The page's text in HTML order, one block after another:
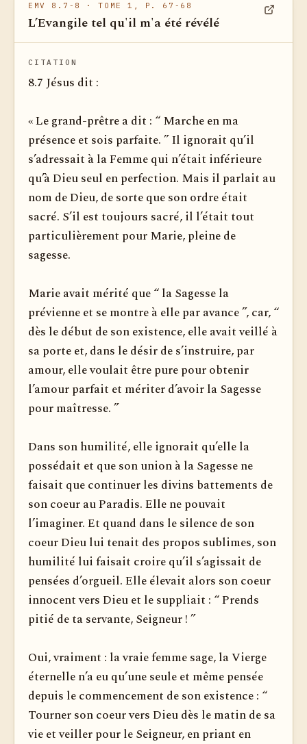
EMV 8.7-8 · TOME 1, P. 67-68
L’Evangile tel qu'il m'a été révélé
CITATION
8.7 Jésus dit :
« Le grand-prêtre a dit : “ Marche en ma
présence et sois parfaite. ” Il ignorait qu’il
s’adressait à la Femme qui n’était inférieure
qu’à Dieu seul en perfection. Mais il parlait au
nom de Dieu, de sorte que son ordre était
sacré. S’il est toujours sacré, il l’était tout
particulièrement pour Marie, pleine de
sagesse.
Marie avait mérité que “ la Sagesse la
prévienne et se montre à elle par avance ”, car, “
dès le début de son existence, elle avait veillé à
sa porte et, dans le désir de s’instruire, par
amour, elle voulait être pure pour obtenir
l’amour parfait et mériter d’avoir la Sagesse
pour maîtresse. ”
Dans son humilité, elle ignorait qu’elle la
possédait et que son union à la Sagesse ne
faisait que continuer les divins battements de
son coeur au Paradis. Elle ne pouvait
l’imaginer. Et quand dans le silence de son
coeur Dieu lui tenait des propos sublimes, son
humilité lui faisait croire qu’il s’agissait de
pensées d’orgueil. Elle élevait alors son coeur
innocent vers Dieu et le suppliait : “ Prends
pitié de ta servante, Seigneur ! ”
Oui, vraiment : la vraie femme sage, la Vierge
éternelle n’a eu qu’une seule et même pensée
depuis le commencement de son existence : “
Tourner son coeur vers Dieu dès le matin de sa
vie et veiller pour le Seigneur, en priant en